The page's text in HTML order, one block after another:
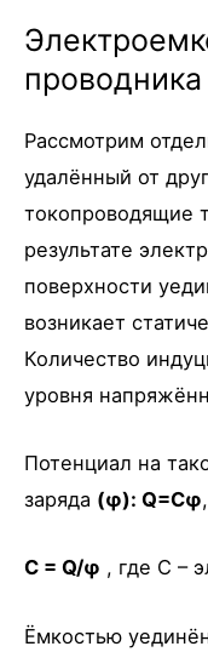
проводника
Рассмотрим
удалённый от
токопроводящие
результате
поверхности
возникает
Количество
уровня
Потенциал на
заряда (φ): Q=Cφ
С = Q/φ , где C –
Ёмкостью